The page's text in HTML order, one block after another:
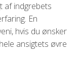
af indgrebets
En
hvis du ønsker
ansigtets øvre